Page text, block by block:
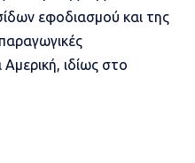
εφοδιασμού και της
ιδίως στο